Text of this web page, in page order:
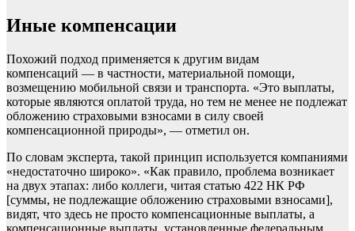
Иные компенсации
Похожий подход применяется к другим видам
компенсаций — в частности, материальной помощи,
возмещению мобильной связи и транспорта. «Это выплаты,
которые являются оплатой труда, но тем не менее не подлежат
обложению страховыми взносами в силу своей
компенсационной природы», — отметил он.
По словам эксперта, такой принцип используется компаниями
«недостаточно широко». «Как правило, проблема возникает
на двух этапах: либо коллеги, читая статью 422 НК РФ
[суммы, не подлежащие обложению страховыми взносами],
видят, что здесь не просто компенсационные выплаты, а
компенсационные выплаты, установленные федеральным